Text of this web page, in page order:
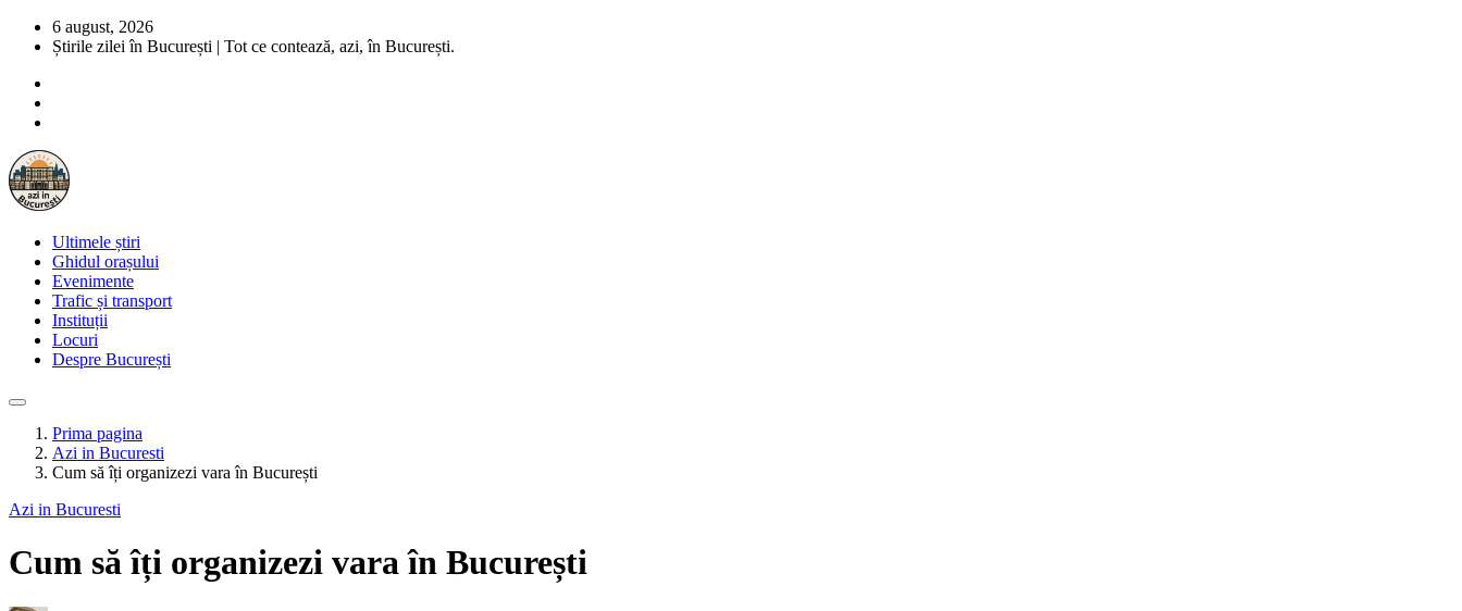
6 august, 2026
Știrile zilei în București | Tot ce contează, azi, în București.
Ultimele știri
Ghidul orașului
Evenimente
Trafic și transport
Instituții
Locuri
Despre București
Prima pagina
Azi in Bucuresti
Cum să îți organizezi vara în București
Azi in Bucuresti
Cum să îți organizezi vara în București